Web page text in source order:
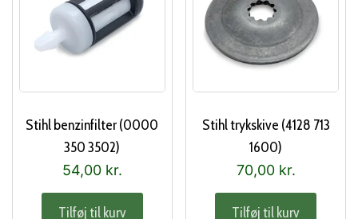
Stihl benzinfilter (0000
350 3502)
54,00 kr.
Tilføj til kurv
Stihl trykskive (4128 713
1600)
70,00 kr.
Tilføj til kurv